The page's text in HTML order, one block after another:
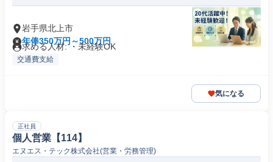
岩手県北上市
年俸350万円～500万円
求める人材: ・未経験OK
交通費支給
気になる
正社員
個人営業【114】
エヌエス・テック株式会社(営業・労務管理)